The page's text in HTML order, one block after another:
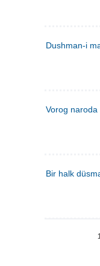
Dushman-i
Vorog
Bir halk